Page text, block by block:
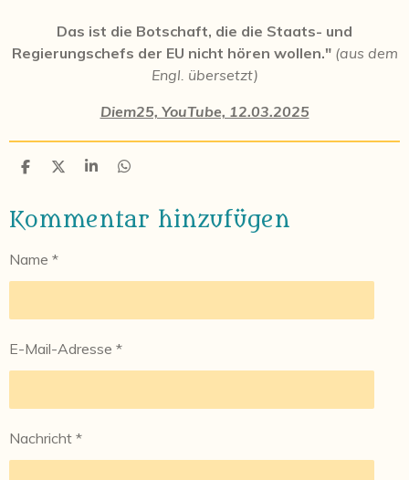
Das ist die Botschaft, die die Staats- und
Regierungschefs der EU nicht hören wollen." (aus dem
Engl. übersetzt)
Diem25, YouTube, 12.03.2025
T
l
e
T
l
e
T
l
e
T
l
e
Kommentar hinzufügen
Name *
E-Mail-Adresse *
Nachricht *